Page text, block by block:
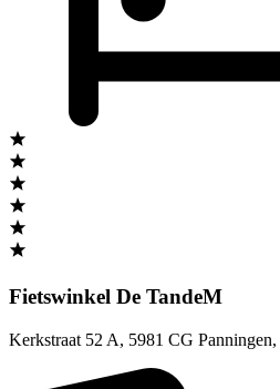
Fietswinkel De TandeM
Kerkstraat 52 A, 5981 CG Panningen,